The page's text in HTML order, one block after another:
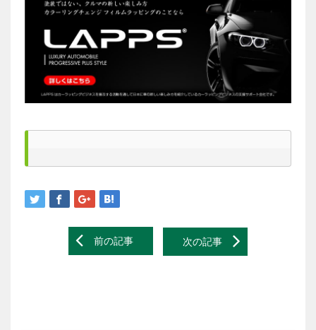
navigation
前の記事 次の記事